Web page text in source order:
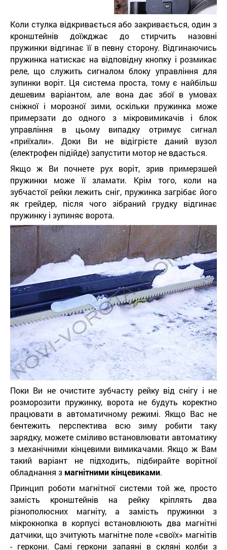
Коли стулка відкривається або закривається, один з
кронштейнів доїжджає до стирчить назовні
пружинки відгинає її в певну сторону. Відгинаючись
пружинка натискає на відповідну кнопку і розмикає
реле, що служить сигналом блоку управління для
зупинки воріт. Ця система проста, тому є найбільш
дешевим варіантом, але вона дає збої в умовах
сніжної і морозної зими, оскільки пружинка може
примерзати до одного з мікровимикачів і блок
управління в цьому випадку отримує сигнал
«приїхали». Доки Ви не відігрієте даний вузол
(електрофен підійде) запустити мотор не вдасться.
Якщо ж Ви почнете рух воріт, зрив примерзшей
пружинки може її зламати. Крім того, коли на
зубчастої рейки лежить сніг, пружинка загрібає його
як грейдер, після чого зібраний грудку відгинає
пружинку і зупиняє ворота.
Поки Ви не очистите зубчасту рейку від снігу і не
розморозити пружинку, ворота не будуть коректно
працювати в автоматичному режимі. Якщо Вас не
бентежить перспектива всю зиму робити таку
зарядку, можете сміливо встановлювати автоматику
з механічними кінцевими вимикачами. Якщо ж Вам
такий варіант не підходить, підбирайте ворітної
обладнання з магнітними кінцевиками.
Принцип роботи магнітної системи той же, просто
замість кронштейнів на рейку кріплять два
різнополюсних магніту, а замість пружинки з
мікрокнопка в корпусі встановлюють два магнітні
датчики, що зчитують магнітне поле «своїх» магнітів
- геркони. Самі геркони запаяні в скляні колби з